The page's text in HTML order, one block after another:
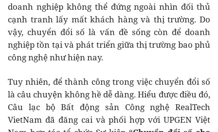
doanh nghiệp không thể đứng ngoài nhìn đối thủ
cạnh tranh lấy mất khách hàng và thị trường. Do
vậy, chuyển đổi số là vấn đề sống còn để doanh
nghiệp tồn tại và phát triển giữa thị trường bao phủ
công nghệ như hiện nay.
Tuy nhiên, để thành công trong việc chuyển đổi số
là câu chuyện không hề dễ dàng. Hiểu được điều đó,
Câu lạc bộ Bất động sản Công nghệ RealTech
VietNam đã đăng cai và phối hợp với UPGEN Việt